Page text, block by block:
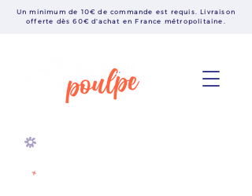
Un minimum de 10€ de commande est requis. Livraison
offerte dès 60€ d'achat en France métropolitaine.